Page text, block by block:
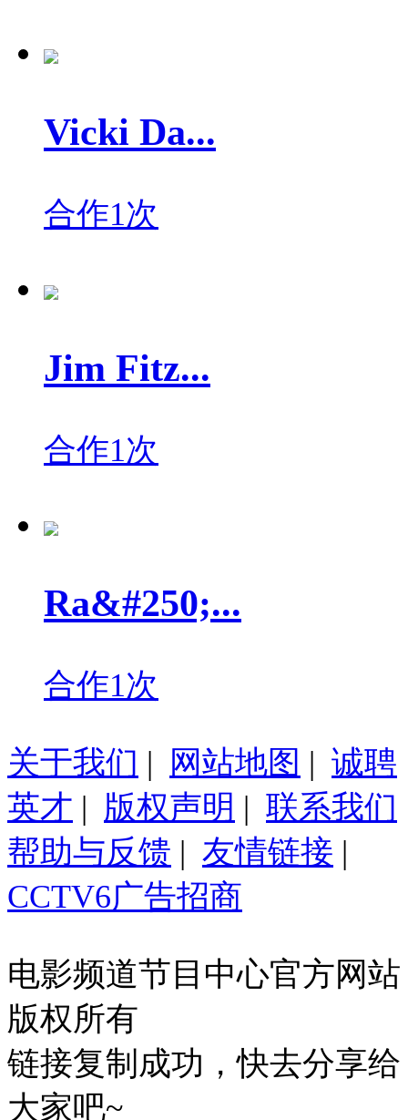
Vicki Da...
合作1次
Jim Fitz...
合作1次
Ra&#250;...
合作1次
关于我们 | 网站地图 | 诚聘
英才 | 版权声明 | 联系我们
帮助与反馈 | 友情链接 |
CCTV6广告招商
电影频道节目中心官方网站
版权所有
链接复制成功，快去分享给
大家吧~